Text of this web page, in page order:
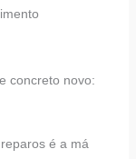
concreto novo:
é a má